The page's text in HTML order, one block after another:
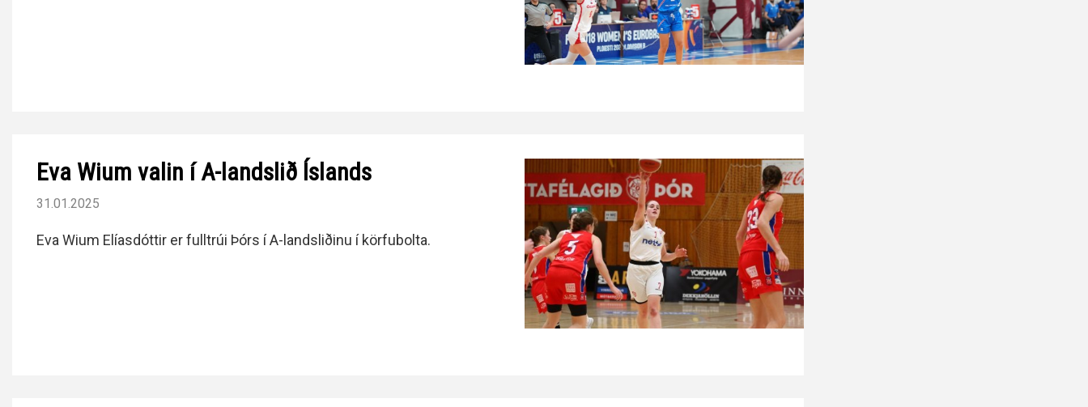
Eva Wium valin í A-landslið Íslands
31.01.2025
Eva Wium Elíasdóttir er fulltrúi Þórs í A-landsliðinu í körfubolta.